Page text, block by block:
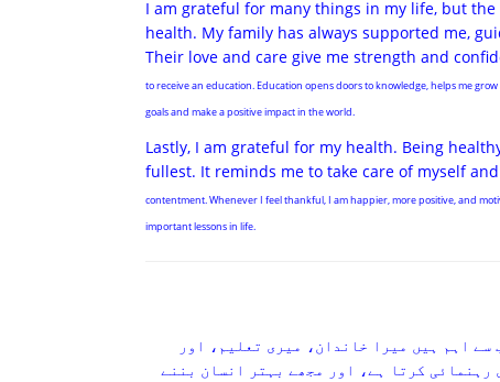
I am grateful for many things in my life, but
health. My family has always supported me,
Their love and care give me strength and
to receive an education. Education opens doors to knowledge, helps me
goals and make a positive impact in the world.
Lastly, I am grateful for my health. Being
fullest. It reminds me to take care of myself
contentment. Whenever I feel thankful, I am happier, more positive, and
important lessons in life.
اہم ہیں میرا خاندان، میری تعلیم، اور
کرتا ہے، اور مجھے بہتر انسان بننے